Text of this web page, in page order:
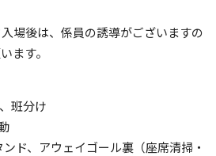
は、係員の誘導がございますの
ます。
班分け
アウェイゴール裏（座席清掃・